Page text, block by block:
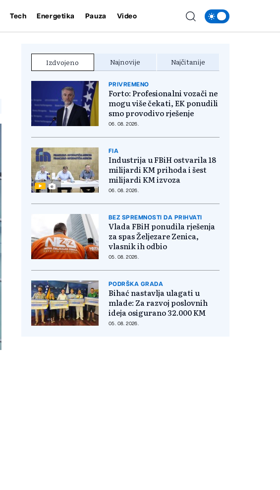
Tech Energetika Pauza Video
Izdvojeno Najnovije Najčitanije
PRIVREMENO
Forto: Profesionalni vozači ne
mogu više čekati, EK ponudili
smo provodivo rješenje
06. 08. 2026.
FIA
Industrija u FBiH ostvarila 18
milijardi KM prihoda i šest
milijardi KM izvoza
06. 08. 2026.
BEZ SPREMNOSTI DA PRIHVATI
Vlada FBiH ponudila rješenja
za spas Željezare Zenica,
vlasnik ih odbio
05. 08. 2026.
PODRŠKA GRADA
Bihać nastavlja ulagati u
mlade: Za razvoj poslovnih
ideja osigurano 32.000 KM
05. 08. 2026.